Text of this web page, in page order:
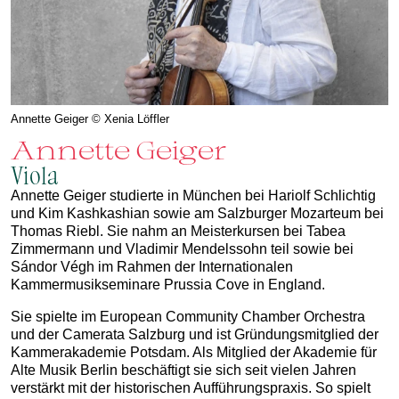
Annette Geiger © Xenia Löffler
Annette Geiger
Viola
Annette Geiger studierte in München bei Hariolf Schlichtig
und Kim Kashkashian sowie am Salzburger Mozarteum bei
Thomas Riebl. Sie nahm an Meisterkursen bei Tabea
Zimmermann und Vladimir Mendelssohn teil sowie bei
Sándor Végh im Rahmen der Internationalen
Kammermusikseminare Prussia Cove in England.
Sie spielte im European Community Chamber Orchestra
und der Camerata Salzburg und ist Gründungsmitglied der
Kammerakademie Potsdam. Als Mitglied der Akademie für
Alte Musik Berlin beschäftigt sie sich seit vielen Jahren
verstärkt mit der historischen Aufführungspraxis. So spielt